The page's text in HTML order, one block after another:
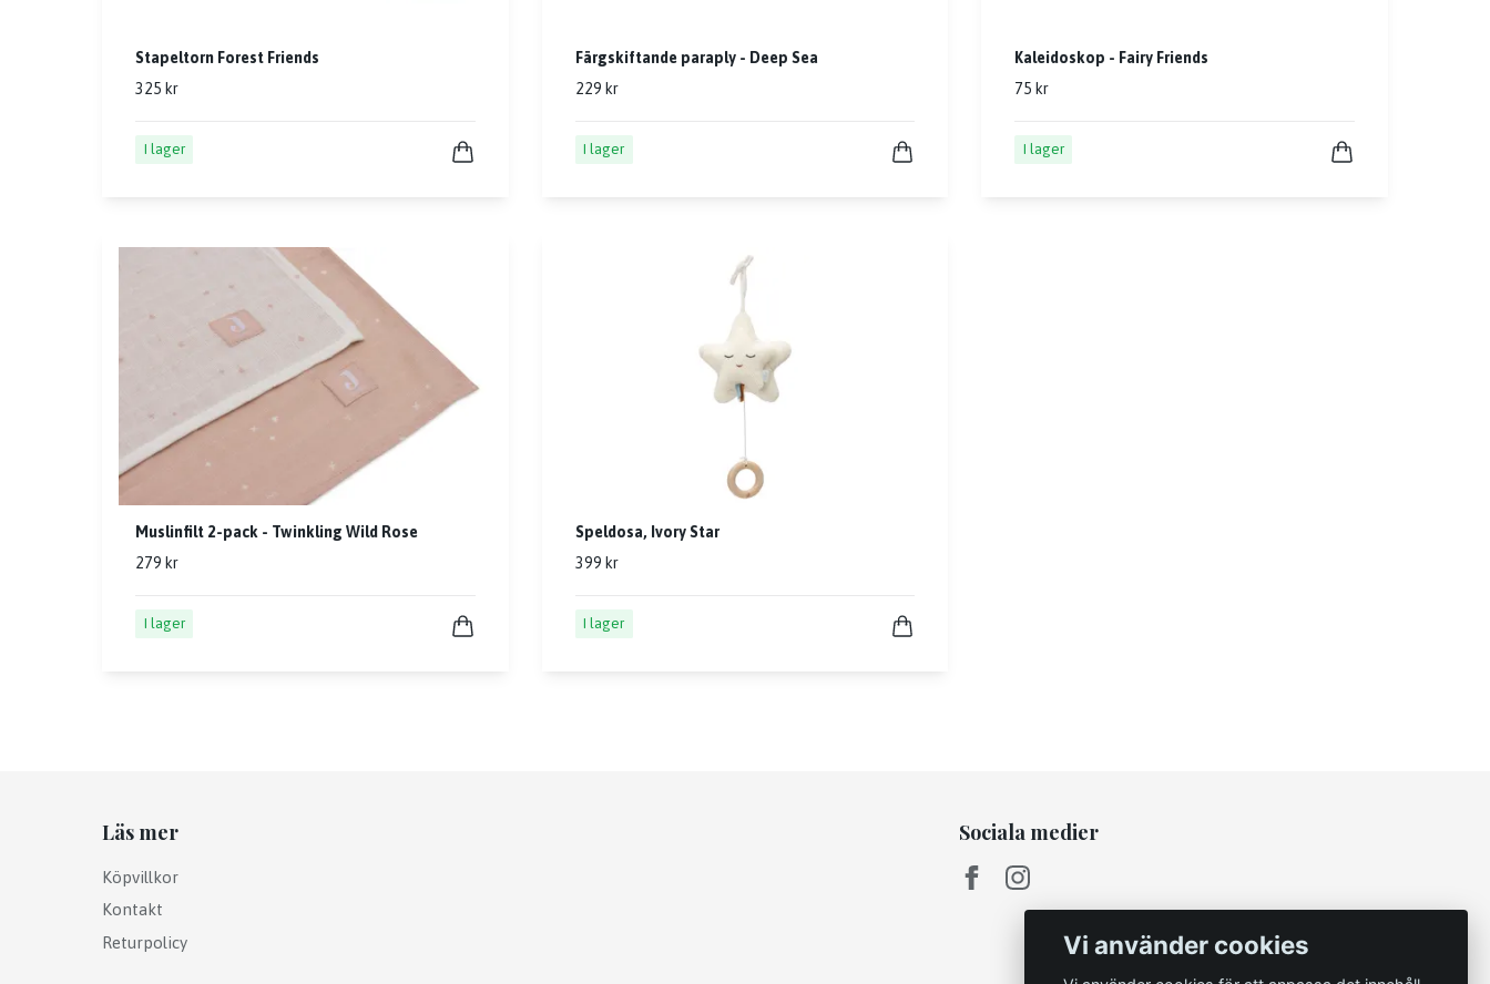
Stapeltorn Forest Friends
325 kr
I lager
Färgskiftande paraply - Deep Sea
229 kr
I lager
Kaleidoskop - Fairy Friends
75 kr
I lager
Muslinfilt 2-pack - Twinkling Wild Rose
279 kr
I lager
Speldosa, Ivory Star
399 kr
I lager
Läs mer
Köpvillkor
Kontakt
Returpolicy
Sociala medier
Vi använder cookies